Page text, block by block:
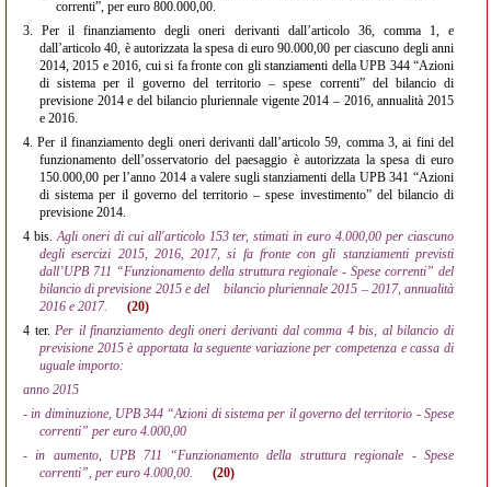
correnti”, per euro 800.000,00.
3. Per il finanziamento degli oneri derivanti dall’articolo 36, comma 1, e
dall’articolo 40, è autorizzata la spesa di euro 90.000,00 per ciascuno degli anni
2014, 2015 e 2016, cui si fa fronte con gli stanziamenti della UPB 344 “Azioni
di sistema per il governo del territorio – spese correnti” del bilancio di
previsione 2014 e del bilancio pluriennale vigente 2014 – 2016, annualità 2015
e 2016.
4. Per il finanziamento degli oneri derivanti dall’articolo 59, comma 3, ai fini del
funzionamento dell’osservatorio del paesaggio è autorizzata la spesa di euro
150.000,00 per l’anno 2014 a valere sugli stanziamenti della UPB 341 “Azioni
di sistema per il governo del territorio – spese investimento” del bilancio di
previsione 2014.
4 bis. Agli oneri di cui all'articolo 153 ter, stimati in euro 4.000,00 per ciascuno
degli esercizi 2015, 2016, 2017, si fa fronte con gli stanziamenti previsti
dall’UPB 711 “Funzionamento della struttura regionale - Spese correnti” del
bilancio di previsione 2015 e del
bilancio pluriennale 2015 – 2017, annualità
2016 e 2017.
(20)
4 ter. Per il finanziamento degli oneri derivanti dal comma 4 bis, al bilancio di
previsione 2015 è apportata la seguente variazione per competenza e cassa di
uguale importo:
anno 2015
- in diminuzione, UPB 344 “Azioni di sistema per il governo del territorio - Spese
correnti” per euro 4.000,00
- in aumento, UPB 711 “Funzionamento della struttura regionale - Spese
correnti”, per euro 4.000,00.
(20)